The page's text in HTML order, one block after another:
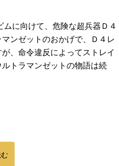
に向けて、危険な超兵器Ｄ４
ンゼットのおかげで、Ｄ４レ
、命令違反によってストレイ
トラマンゼットの物語は続